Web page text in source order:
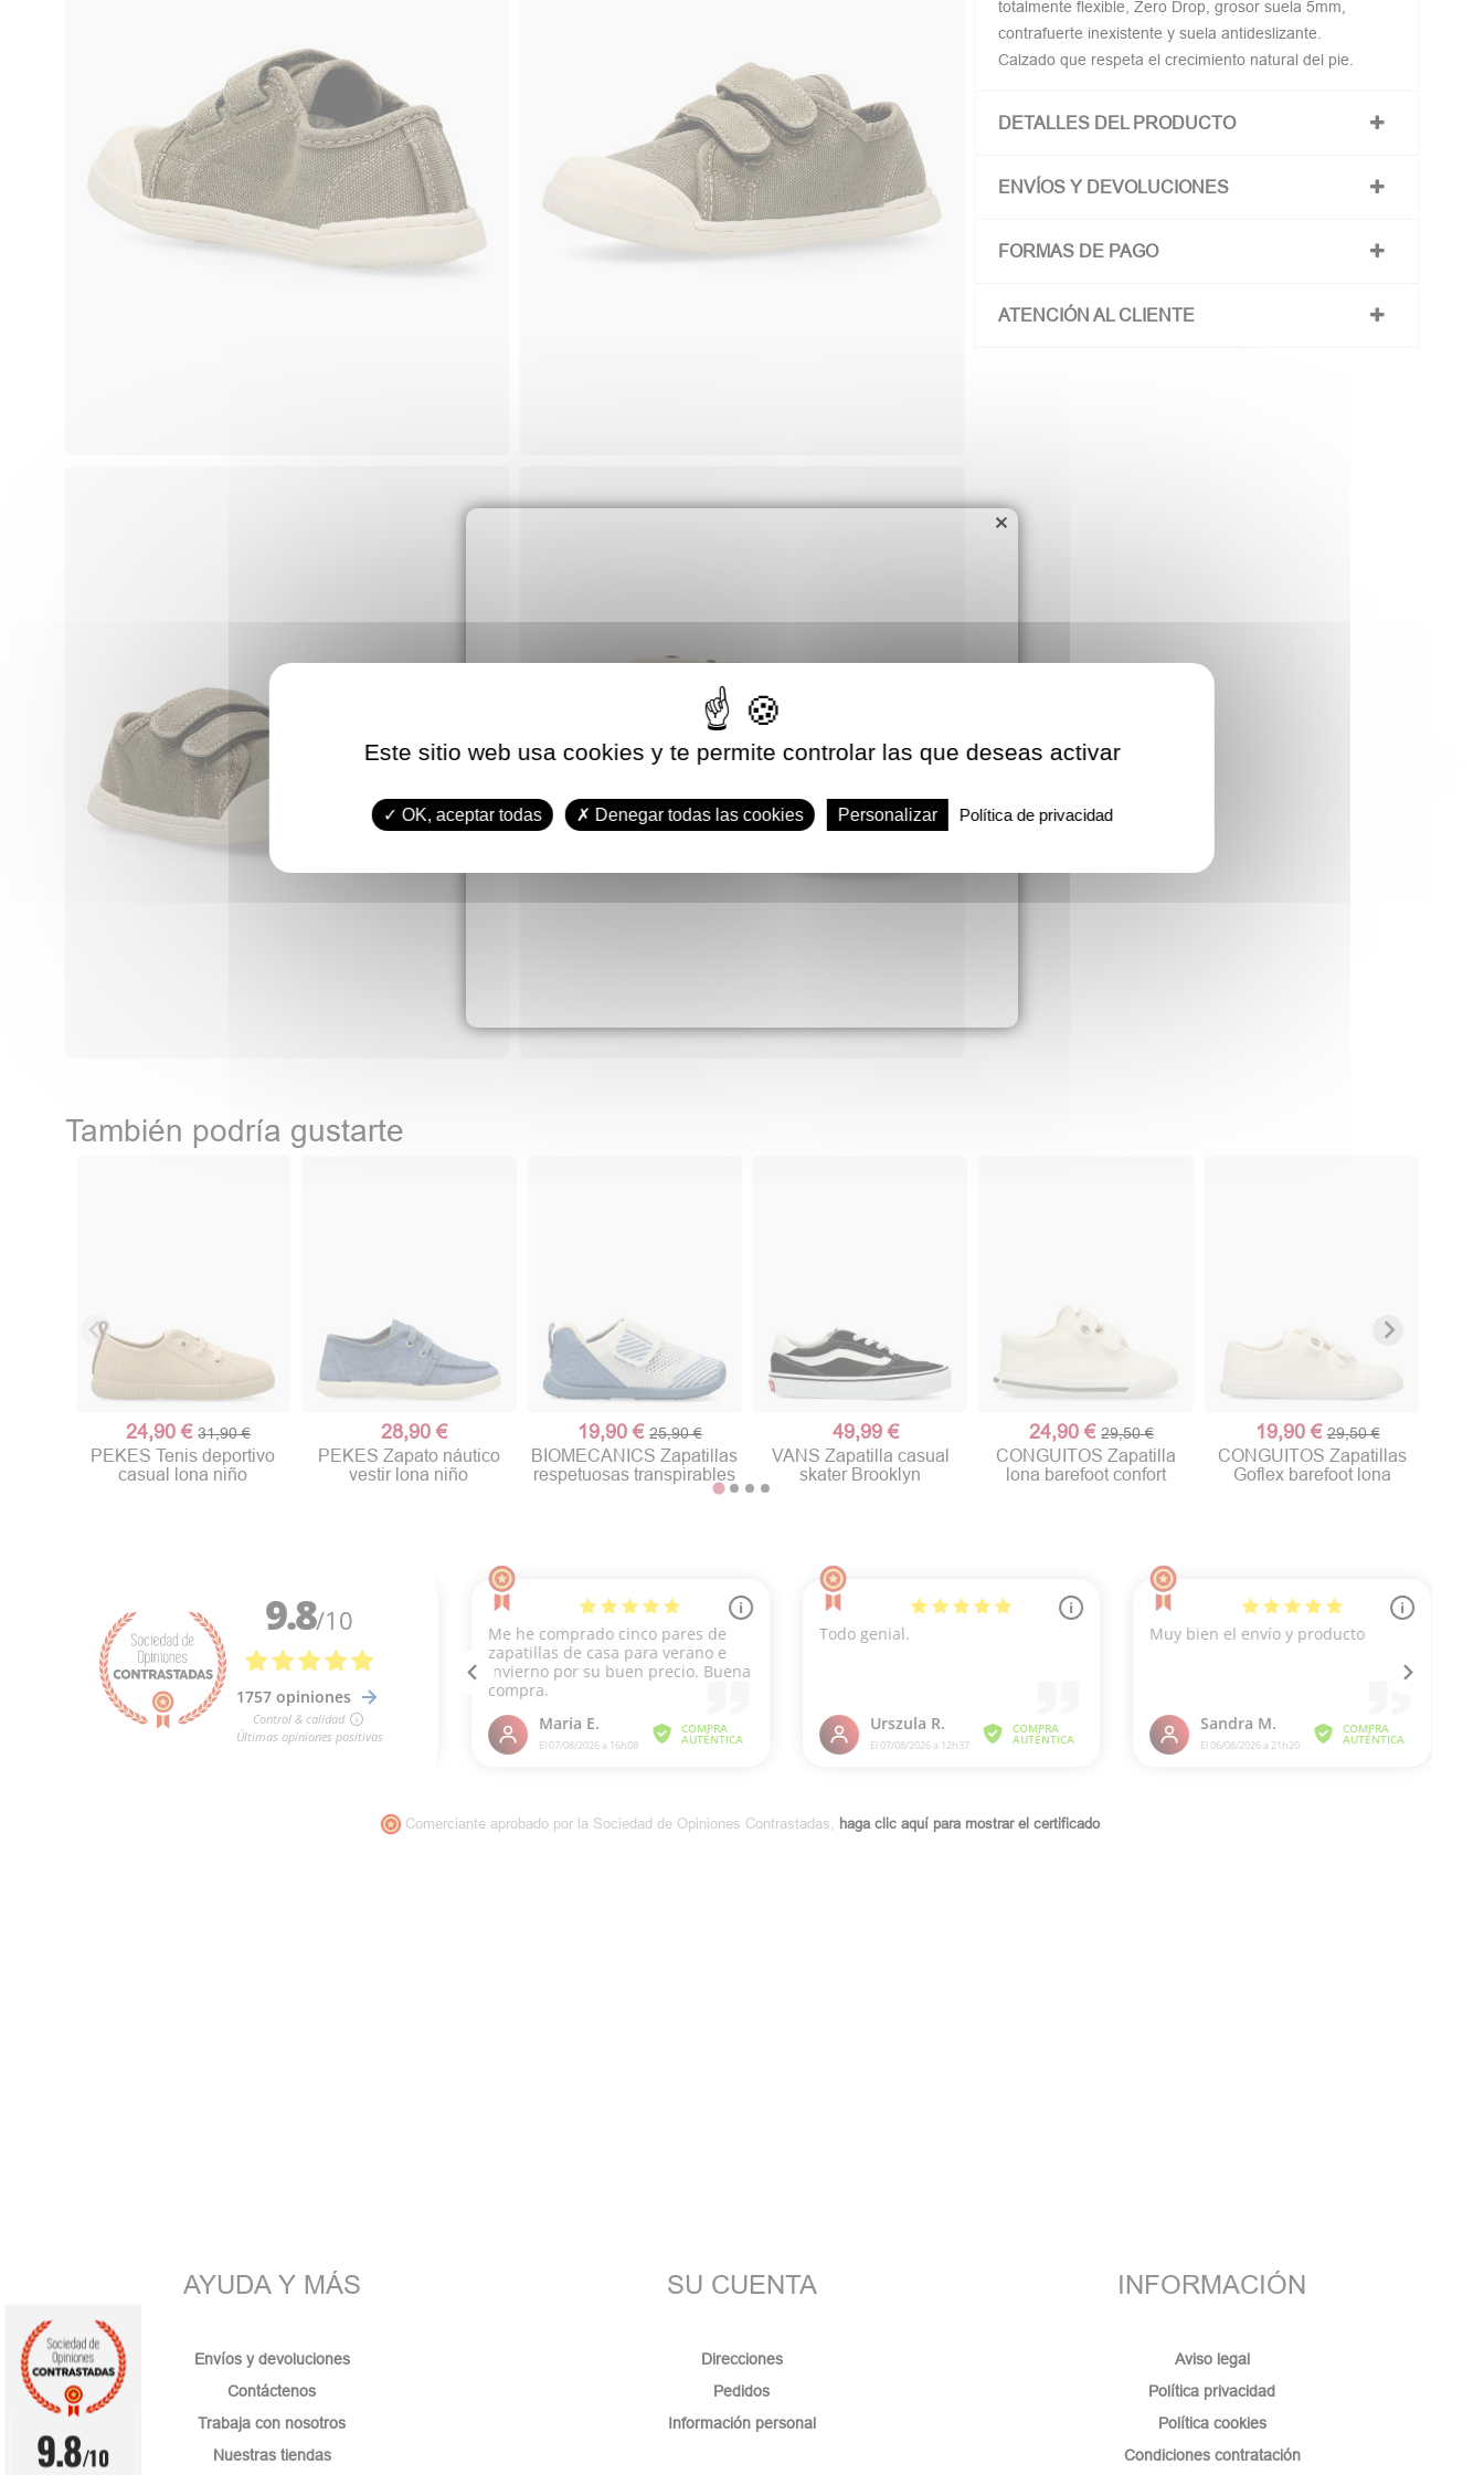
totalmente flexible, Zero Drop, grosor suela 5mm,
contrafuerte inexistente y suela antideslizante.
Calzado que respeta el crecimiento natural del pie.
DETALLES DEL PRODUCTO
ENVÍOS Y DEVOLUCIONES
FORMAS DE PAGO
ATENCIÓN AL CLIENTE
También podría gustarte
24,90 €31,90 €
PEKES Tenis deportivo
casual lona niño
28,90 €
PEKES Zapato náutico
vestir lona niño
19,90 €25,90 €
BIOMECANICS Zapatillas
respetuosas transpirables
49,99 €
VANS Zapatilla casual
skater Brooklyn
24,90 €29,50 €
CONGUITOS Zapatilla
lona barefoot confort
19,90 €29,50 €
CONGUITOS Zapatillas
Goflex barefoot lona
Comerciante aprobado por la Sociedad de Opiniones Contrastadas, haga clic aquí para mostrar el certificado.
AYUDA Y MÁS
Envíos y devoluciones
Contáctenos
Trabaja con nosotros
Nuestras tiendas
SU CUENTA
Direcciones
Pedidos
Información personal
INFORMACIÓN
Aviso legal
Política privacidad
Política cookies
Condiciones contratación
×
9.8/10
Este sitio web usa cookies y te permite controlar las que deseas activar
OK, aceptar todas Denegar todas las cookies Personalizar Política de privacidad